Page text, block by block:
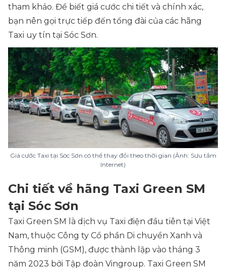
tham khảo. Để biết giá cước chi tiết và chính xác,
bạn nên gọi trực tiếp đến tổng đài của các hãng
Taxi uy tín tại Sóc Sơn.
Giá cước Taxi tại Sóc Sơn có thể thay đổi theo thời gian (Ảnh: Sưu tầm
Internet)
Chi tiết về hãng Taxi Green SM
tại Sóc Sơn
Taxi Green SM là dịch vụ Taxi điện đầu tiên tại Việt
Nam, thuộc Công ty Cổ phần Di chuyển Xanh và
Thông minh (GSM), được thành lập vào tháng 3
năm 2023 bởi Tập đoàn Vingroup. Taxi Green SM